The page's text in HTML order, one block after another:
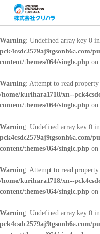
Warning: Undefined array key 0 in
pck4csdc2579aj9tgsonh6a.com/
content/themes/064/single.php on
Warning: Attempt to read
/home/kurihara1718/xn--
content/themes/064/single.php on
Warning: Undefined array key 0 in
pck4csdc2579aj9tgsonh6a.com/
content/themes/064/single.php on
Warning: Attempt to read
/home/kurihara1718/xn--
content/themes/064/single.php on
Warning: Undefined array key 0 in
pck4csdc2579aj9tgsonh6a.com/